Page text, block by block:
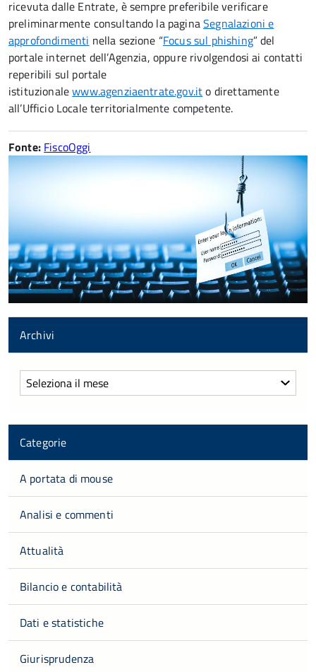
ricevuta dalle Entrate, è sempre preferibile verificare
preliminarmente consultando la paginaSegnalazioni e
approfondimenti nella sezione “Focus sul phishing” del
portale internet dell’Agenzia, oppure rivolgendosi ai contatti
reperibili sul portale
istituzionalewww.agenziaentrate.gov.ito direttamente
all’Ufficio Locale territorialmente competente.
Fonte: FiscoOggi
Archivi
Archivi
Categorie
A portata di mouse
Analisi e commenti
Attualità
Bilancio e contabilità
Dati e statistiche
Giurisprudenza